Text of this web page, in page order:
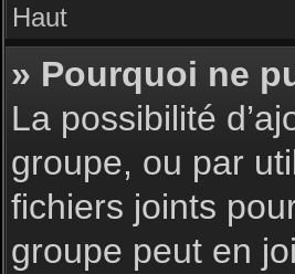
Haut
» Pourquoi ne
La possibilité
groupe, ou par
fichiers joints
groupe peut en